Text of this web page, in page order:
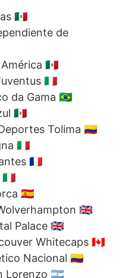
🇲🇽
de
🇲🇽
🇮🇹
da Gama 🇧🇷
🇲🇽
Tolima 🇨🇴
🇮🇹
🇫🇷
🇮🇹
🇪🇸
🇬🇧
Palace 🇬🇧
Whitecaps 🇨🇦
Nacional 🇨🇴
Lorenzo 🇦🇷